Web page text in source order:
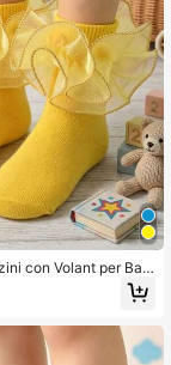
con Volant per Bam
Stile Principessa Mo
Quotidiano e Occasio